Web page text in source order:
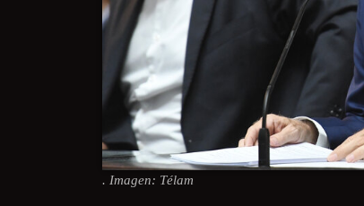
. Imagen: Télam